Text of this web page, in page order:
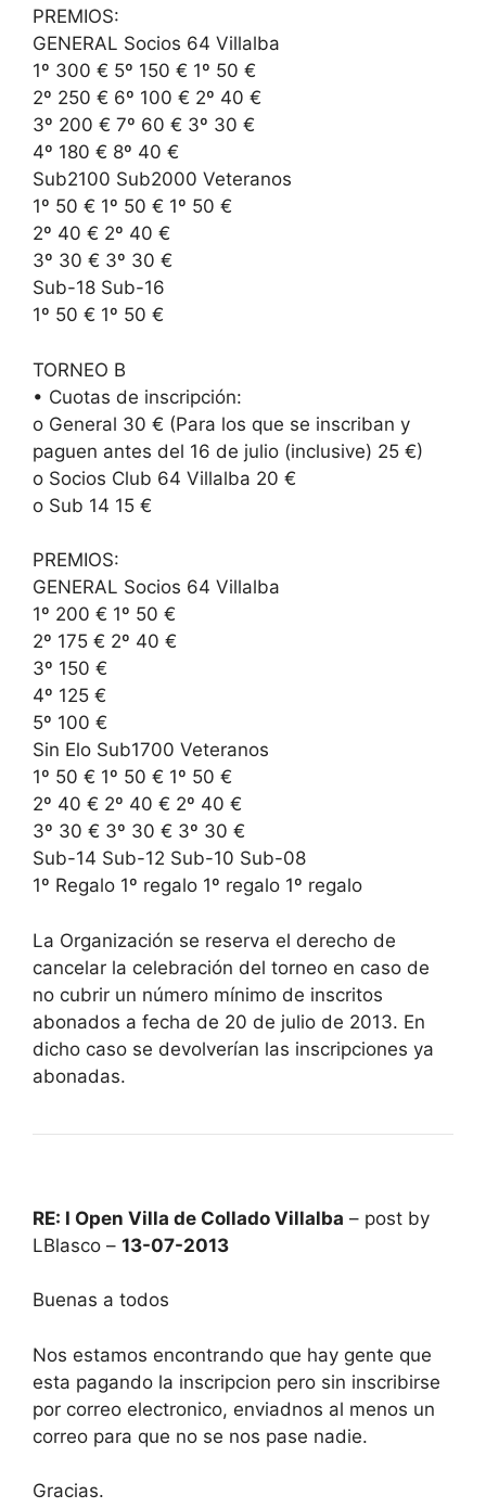
PREMIOS:
GENERAL Socios 64 Villalba
1º 300 € 5º 150 € 1º 50 €
2º 250 € 6º 100 € 2º 40 €
3º 200 € 7º 60 € 3º 30 €
4º 180 € 8º 40 €
Sub2100 Sub2000 Veteranos
1º 50 € 1º 50 € 1º 50 €
2º 40 € 2º 40 €
3º 30 € 3º 30 €
Sub-18 Sub-16
1º 50 € 1º 50 €
TORNEO B
• Cuotas de inscripción:
o General 30 € (Para los que se inscriban y
paguen antes del 16 de julio (inclusive) 25 €)
o Socios Club 64 Villalba 20 €
o Sub 14 15 €
PREMIOS:
GENERAL Socios 64 Villalba
1º 200 € 1º 50 €
2º 175 € 2º 40 €
3º 150 €
4º 125 €
5º 100 €
Sin Elo Sub1700 Veteranos
1º 50 € 1º 50 € 1º 50 €
2º 40 € 2º 40 € 2º 40 €
3º 30 € 3º 30 € 3º 30 €
Sub-14 Sub-12 Sub-10 Sub-08
1º Regalo 1º regalo 1º regalo 1º regalo
La Organización se reserva el derecho de
cancelar la celebración del torneo en caso de
no cubrir un número mínimo de inscritos
abonados a fecha de 20 de julio de 2013. En
dicho caso se devolverían las inscripciones ya
abonadas.
RE: I Open Villa de Collado Villalba – post by
LBlasco – 13-07-2013
Buenas a todos
Nos estamos encontrando que hay gente que
esta pagando la inscripcion pero sin inscribirse
por correo electronico, enviadnos al menos un
correo para que no se nos pase nadie.
Gracias.